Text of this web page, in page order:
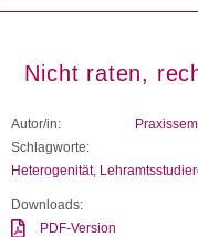
Nicht raten,
Autor/in:
Schlagworte:
Heterogenität,
Downloads:
PDF-Version